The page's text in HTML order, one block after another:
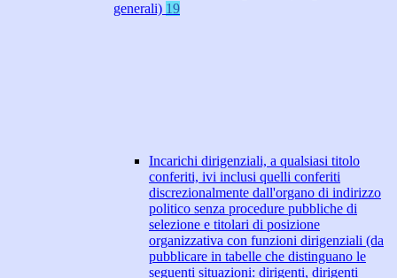
generali) 19
Incarichi dirigenziali, a qualsiasi titolo
conferiti, ivi inclusi quelli conferiti
discrezionalmente dall'organo di indirizzo
politico senza procedure pubbliche di
selezione e titolari di posizione
organizzativa con funzioni dirigenziali (da
pubblicare in tabelle che distinguano le
seguenti situazioni: dirigenti, dirigenti